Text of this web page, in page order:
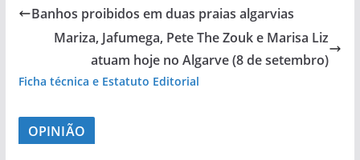
Banhos proibidos em duas praias algarvias
Mariza, Jafumega, Pete The Zouk e Marisa Liz
atuam hoje no Algarve (8 de setembro)
Ficha técnica e Estatuto Editorial
OPINIÃO